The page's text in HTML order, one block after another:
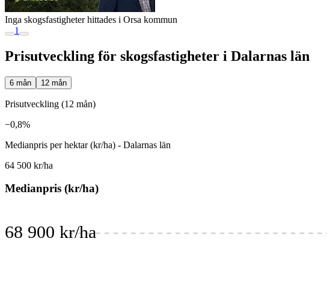
Inga skogsfastigheter hittades i Orsa kommun
1
Prisutveckling för skogsfastigheter i Dalarnas län
6 mån 12 mån
Prisutveckling (12 mån)
−0,8%
Medianpris per hektar (kr/ha) - Dalarnas län
64 500 kr/ha
Medianpris (kr/ha)
68 900 kr/ha